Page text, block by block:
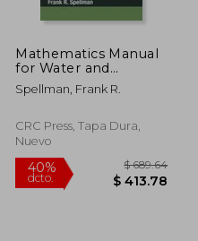
40%
dcto.
Mathematics Manual
for Water and
Wastewater
Treatment Plant
Volume Set (en
Inglés)
Spellman, Frank R.
CRC Press, Tapa Dura,
Nuevo